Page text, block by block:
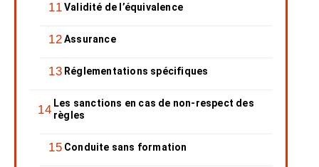
Validité de l’équivalence
Assurance
Réglementations spécifiques
Les sanctions en cas de non-respect des
règles
Conduite sans formation